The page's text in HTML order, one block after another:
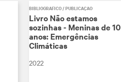
BIBLIOGRÁFICO / PUBLICAÇÃO
Livro Não estamos
sozinhas - Meninas de 10
anos: Emergências
Climáticas
2022